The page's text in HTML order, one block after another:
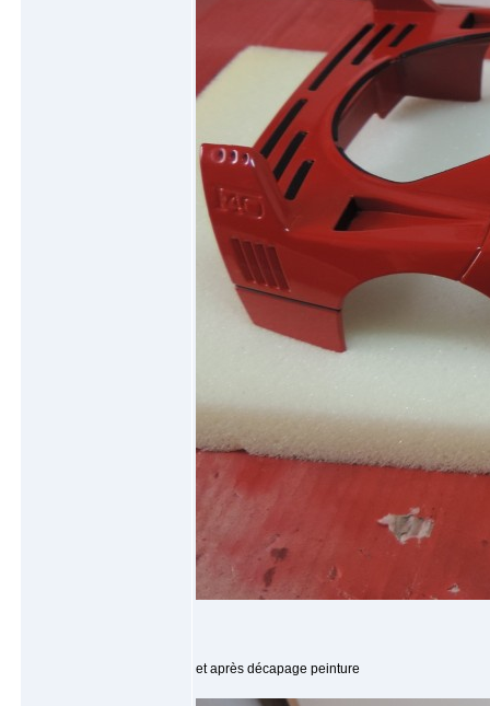
et après décapage peinture